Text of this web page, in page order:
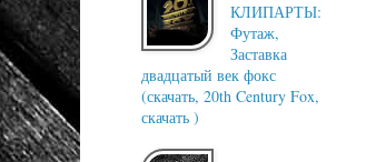
КЛИПАРТЫ:
Футаж,
Заставка
двадцатый век фокс
(скачать, 20th Century Fox,
скачать )